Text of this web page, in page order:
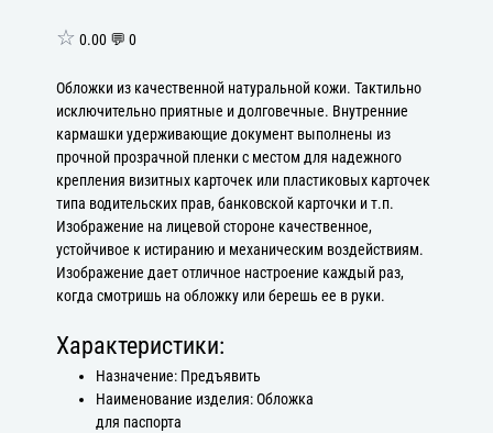
☆ 0.00 💬 0
Обложки из качественной натуральной кожи. Тактильно
исключительно приятные и долговечные. Внутренние
кармашки удерживающие документ выполнены из
прочной прозрачной пленки с местом для надежного
крепления визитных карточек или пластиковых карточек
типа водительских прав, банковской карточки и т.п.
Изображение на лицевой стороне качественное,
устойчивое к истиранию и механическим воздействиям.
Изображение дает отличное настроение каждый раз,
когда смотришь на обложку или берешь ее в руки.
Характеристики:
Назначение: Предъявить
Наименование изделия: Обложка
для паспорта